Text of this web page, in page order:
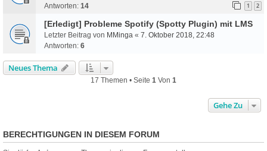
Antworten: 14 1 2
[Erledigt] Probleme Spotify (Spotty Plugin) mit LMS
Letzter Beitrag von MMinga « 7. Oktober 2018, 22:48
Antworten: 6
Neues Thema
17 Themen • Seite 1 Von 1
Gehe Zu
BERECHTIGUNGEN IN DIESEM FORUM